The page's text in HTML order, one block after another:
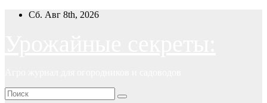
ПерейтиСб. Авг 8th, 2026